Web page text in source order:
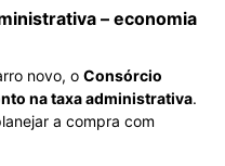
– economia
novo, o Consórcio
na taxa administrativa.
a compra com